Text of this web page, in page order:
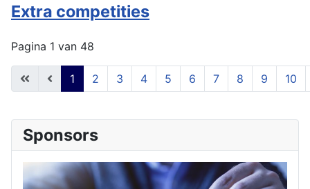
Extra competities
Pagina 1 van 48
1 2 3 4 5 6 7 8 9 10
Sponsors